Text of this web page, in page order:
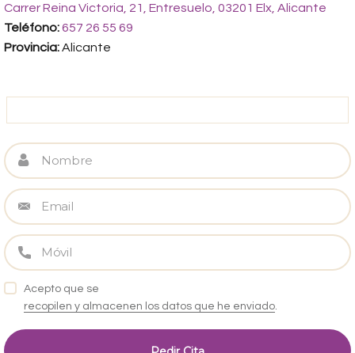
Carrer Reina Victoria, 21, Entresuelo, 03201 Elx, Alicante
Teléfono:657 26 55 69
Provincia:Alicante
Acepto que se
recopilen y almacenen los datos que he enviado